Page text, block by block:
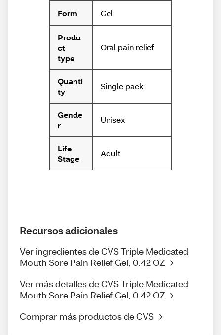
Form Gel
Produ
ct
type
Oral pain relief
Quanti
ty
Single pack
Gende
r
Unisex
Life
Stage
Adult
Recursos adicionales
Ver ingredientes de CVS Triple Medicated
Mouth Sore Pain Relief Gel, 0.42 OZ
Ver más detalles de CVS Triple Medicated
Mouth Sore Pain Relief Gel, 0.42 OZ
Comprar más productos de CVS